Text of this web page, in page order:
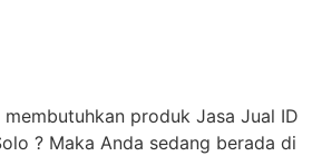
produk Jasa Jual ID
? Maka Anda sedang berada di